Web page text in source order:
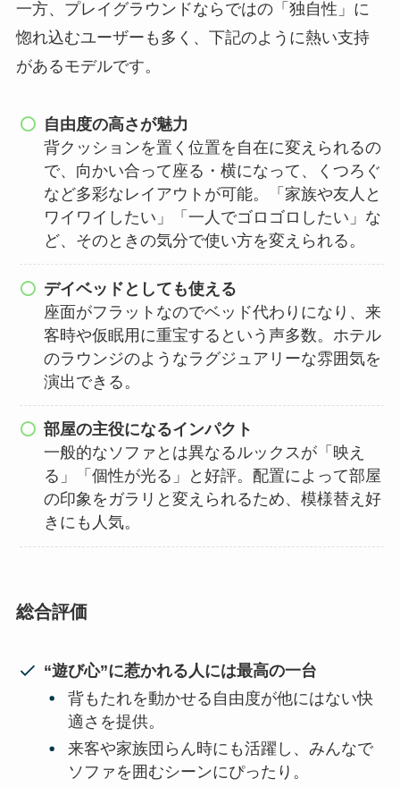
一方、プレイグラウンドならではの「独自性」に
惚れ込むユーザーも多く、下記のように熱い支持
があるモデルです。
自由度の高さが魅力
背クッションを置く位置を自在に変えられるの
で、向かい合って座る・横になって、くつろぐ
など多彩なレイアウトが可能。「家族や友人と
ワイワイしたい」「一人でゴロゴロしたい」な
ど、そのときの気分で使い方を変えられる。
デイベッドとしても使える
座面がフラットなのでベッド代わりになり、来
客時や仮眠用に重宝するという声多数。ホテル
のラウンジのようなラグジュアリーな雰囲気を
演出できる。
部屋の主役になるインパクト
一般的なソファとは異なるルックスが「映え
る」「個性が光る」と好評。配置によって部屋
の印象をガラリと変えられるため、模様替え好
きにも人気。
総合評価
“遊び心”に惹かれる人には最高の一台
背もたれを動かせる自由度が他にはない快
適さを提供。
来客や家族団らん時にも活躍し、みんなで
ソファを囲むシーンにぴったり。